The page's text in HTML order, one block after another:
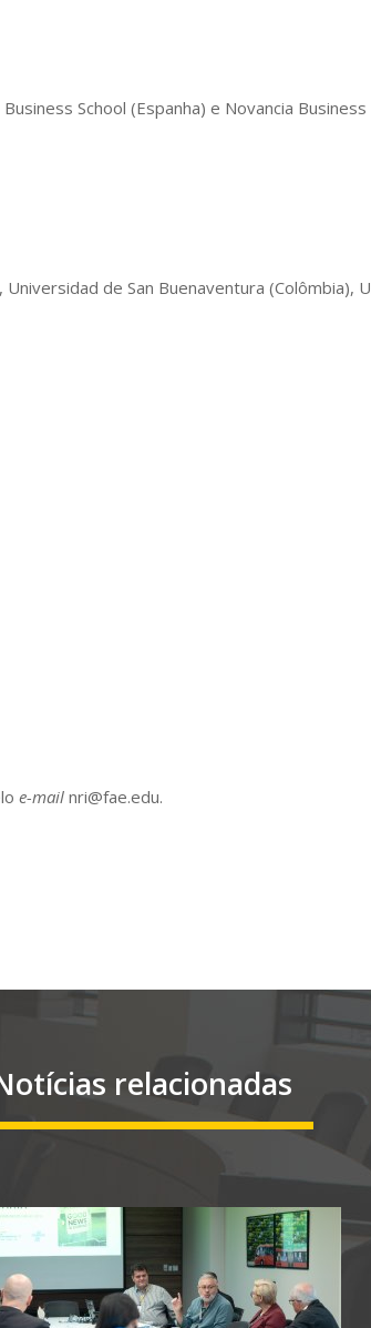
School (Espanha) e Novancia Business
de San Buenaventura (Colômbia),
e-mail nri@fae.edu.
relacionadas